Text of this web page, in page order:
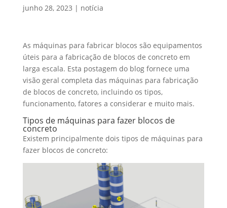
junho 28, 2023 | notícia
As máquinas para fabricar blocos são equipamentos
úteis para a fabricação de blocos de concreto em
larga escala. Esta postagem do blog fornece uma
visão geral completa das máquinas para fabricação
de blocos de concreto, incluindo os tipos,
funcionamento, fatores a considerar e muito mais.
Tipos de máquinas para fazer blocos de
concreto
Existem principalmente dois tipos de máquinas para
fazer blocos de concreto: